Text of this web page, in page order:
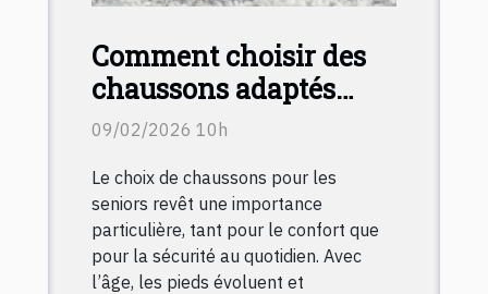
Comment choisir des
chaussons adaptés
pour les seniors ?
09/02/2026 10h
Le choix de chaussons pour les
seniors revêt une importance
particulière, tant pour le confort que
pour la sécurité au quotidien. Avec
l’âge, les pieds évoluent et